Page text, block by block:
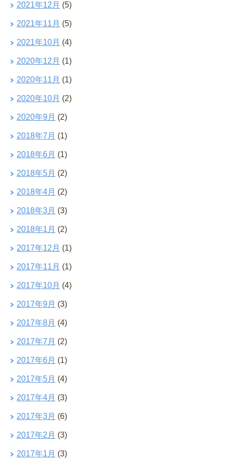
2021年12月 (5)
2021年11月 (5)
2021年10月 (4)
2020年12月 (1)
2020年11月 (1)
2020年10月 (2)
2020年9月 (2)
2018年7月 (1)
2018年6月 (1)
2018年5月 (2)
2018年4月 (2)
2018年3月 (3)
2018年1月 (2)
2017年12月 (1)
2017年11月 (1)
2017年10月 (4)
2017年9月 (3)
2017年8月 (4)
2017年7月 (2)
2017年6月 (1)
2017年5月 (4)
2017年4月 (3)
2017年3月 (6)
2017年2月 (3)
2017年1月 (3)